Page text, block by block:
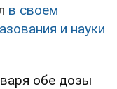
в своем
и науки
обе дозы